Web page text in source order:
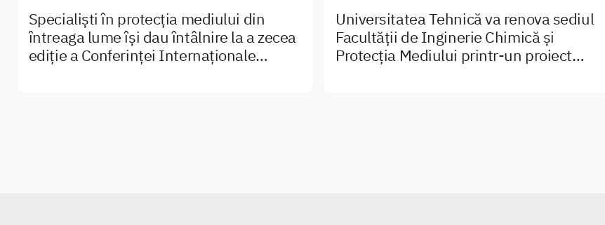
Specialiști în protecția mediului din
întreaga lume își dau întâlnire la a zecea
ediție a Conferinţei Internaționale
Universitatea Tehnică va renova sediul
Facultății de Inginerie Chimică și
Protecția Mediului printr-un proiect